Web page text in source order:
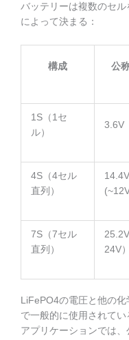
バッテリーは複数のセ
によって決まる：
構成 公
1S（1セ
ル）
3.6V
4S（4セル
直列）
14.4V
7S（7セル
直列）
24V）
LiFePO4の電圧と他の化
で一般的に使用されてい
アプリケーションでは、